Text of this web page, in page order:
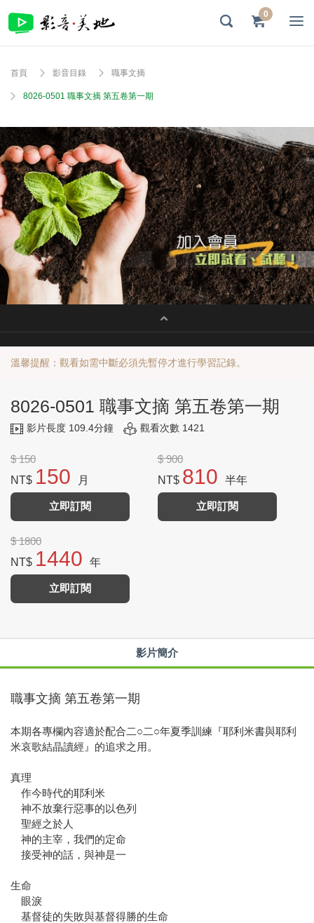
0
首頁 影音目錄 職事文摘
8026-0501 職事文摘 第五卷第一期
溫馨提醒：觀看如需中斷必須先暫停才進行學習記錄。
8026-0501 職事文摘 第五卷第一期
影片長度 109.4分鐘 觀看次數 1421
$ 150
NT$ 150 月
立即訂閱
$ 900
NT$ 810 半年
立即訂閱
$ 1800
NT$ 1440 年
立即訂閱
影片簡介
職事文摘 第五卷第一期
本期各專欄內容適於配合二○二○年夏季訓練『耶利米書與耶利
米哀歌結晶讀經』的追求之用。
真理
作今時代的耶利米
神不放棄行惡事的以色列
聖經之於人
神的主宰，我們的定命
接受神的話，與神是一
生命
眼淚
基督徒的失敗與基督得勝的生命